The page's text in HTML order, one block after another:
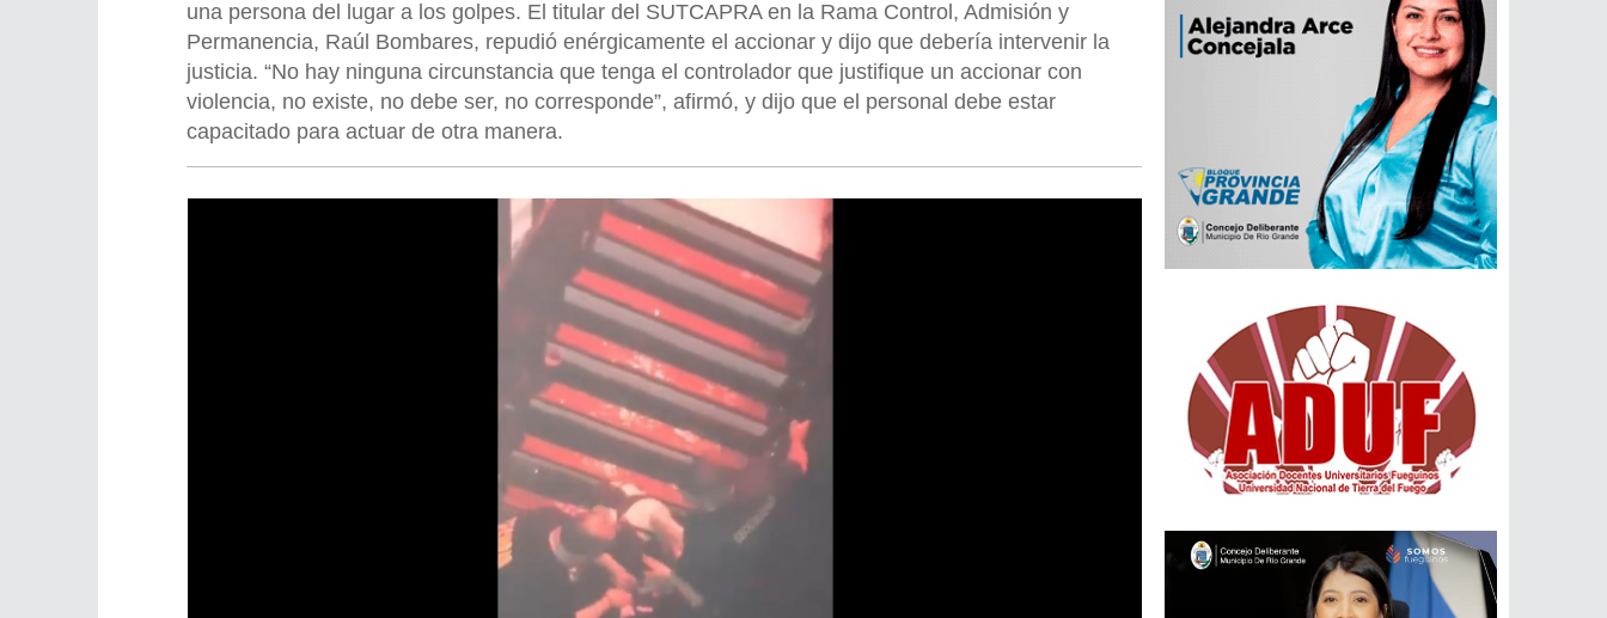
una persona del lugar a los golpes. El titular del SUTCAPRA en la Rama Control, Admisión y
Permanencia, Raúl Bombares, repudió enérgicamente el accionar y dijo que debería intervenir la
justicia. “No hay ninguna circunstancia que tenga el controlador que justifique un accionar con
violencia, no existe, no debe ser, no corresponde”, afirmó, y dijo que el personal debe estar
capacitado para actuar de otra manera.